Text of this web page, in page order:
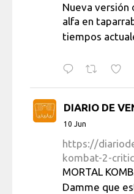
Nueva versión
alfa en
tiempos
DIARIO DE
10 Jun
https://
kombat-2-
MORTAL
Damme que